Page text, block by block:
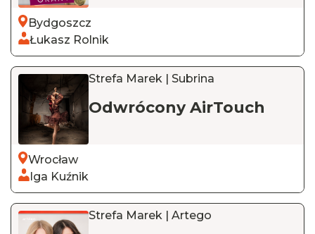
Bydgoszcz
Łukasz Rolnik
Strefa Marek | Subrina
Odwrócony AirTouch
Wrocław
Iga Kuźnik
Strefa Marek | Artego